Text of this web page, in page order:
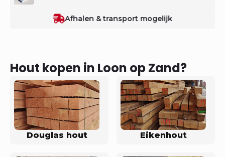
Afhalen & transport mogelijk
Hout kopen in Loon op Zand?
Douglas hout Eikenhout